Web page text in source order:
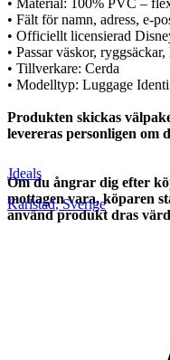
• Material: 100% PVC –
• Fält för namn, adress, e-
• Officiellt licensierad
• Passar väskor,
• Tillverkare: Cerda
• Modelltyp: Luggage
Produkten skickas
levereras personligen om
Om du ångrar dig efter
mottagen vara, köparen
använd produkt dras
Jdeals
Karlstad,Sverige